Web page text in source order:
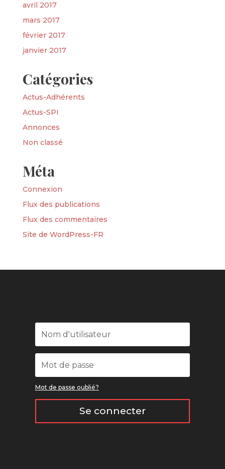
avril 2017
mars 2017
février 2017
janvier 2017
Catégories
Actus-Adhérents
Actus-SPI
Annonces
Non classé
Méta
Connexion
Flux des publications
Flux des commentaires
Site de WordPress-FR
Mot de passe oublié?
Se connecter